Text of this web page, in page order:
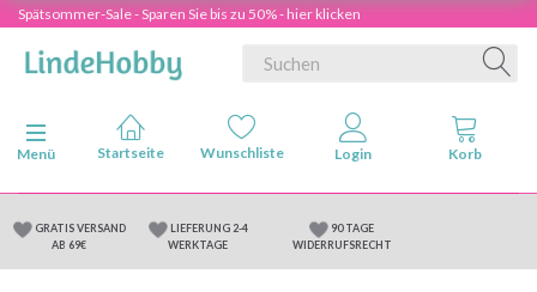
Spätsommer-Sale - Sparen Sie bis zu 50% - hier klicken
Anzeige ändern
Menü
GRATIS VERSAND
AB 69€
LIEFERUNG 2-4
WERKTAGE
90 TAGE
WIDERRUFSRECHT